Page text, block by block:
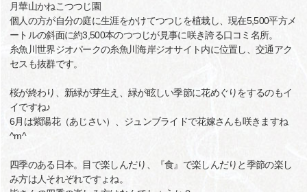
月華山かねこつつじ園
個人の方が自分の庭に生涯をかけてつつじを植栽し、現在5,500平方メ
ートルの斜面に約3,500本のつつじが見事に咲き誇る口コミ名所。
糸魚川世界ジオパークの糸魚川海岸ジオサイト内に位置し、交通アク
セスも抜群です。
桜が終わり、新緑が芽生え、緑が眩しい季節に花めぐりをするのもイ
イですね♪
6月は紫陽花（あじさい）、ジュンブライドで花嫁さんも咲きますね
^m^
四季のある日本。目で楽しんだり、『食』で楽しんだりと季節の楽し
み方は人それぞれですょね。